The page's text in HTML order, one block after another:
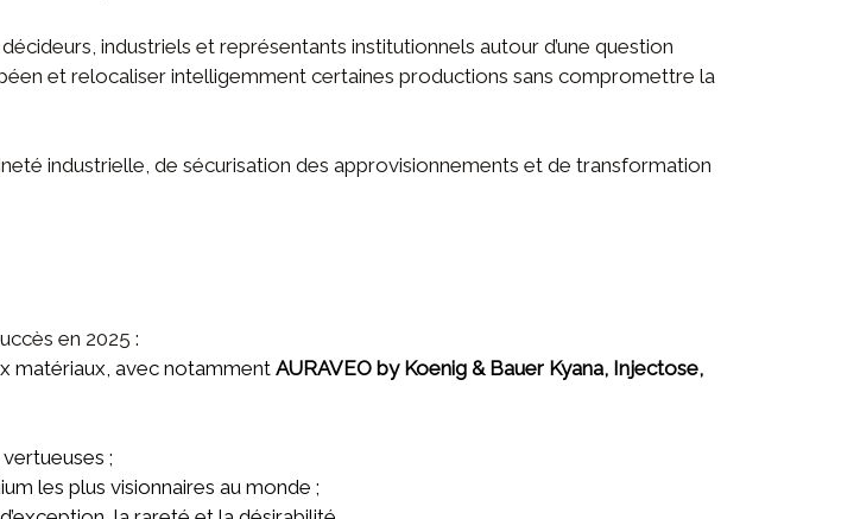
industriels et représentants institutionnels autour d’une question
et relocaliser intelligemment certaines productions sans compromettre la
industrielle, de sécurisation des approvisionnements et de transformation
en 2025 :
matériaux, avec notamment AURAVEO by Koenig & Bauer Kyana, Injectose,
;
les plus visionnaires au monde ;